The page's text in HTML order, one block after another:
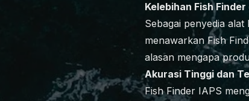
Kelebihan Fish Finder
Sebagai penyedia
menawarkan Fish
alasan mengapa
Akurasi Tinggi dan
Fish Finder IAPS